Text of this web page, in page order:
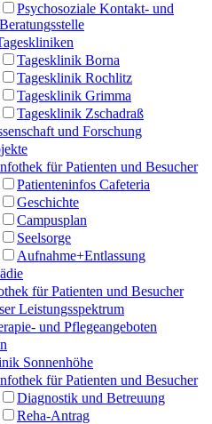
Psychosoziale Kontakt- und
Beratungsstelle
Tagesklinik Borna
Tagesklinik Rochlitz
Tagesklinik Grimma
Tagesklinik Zschadraß
und Forschung
für Patienten und Besucher
Patienteninfos Cafeteria
Geschichte
Campusplan
Seelsorge
Aufnahme+Entlassung
für Patienten und Besucher
Leistungsspektrum
und Pflegeangeboten
Sonnenhöhe
für Patienten und Besucher
Diagnostik und Betreuung
Reha-Antrag